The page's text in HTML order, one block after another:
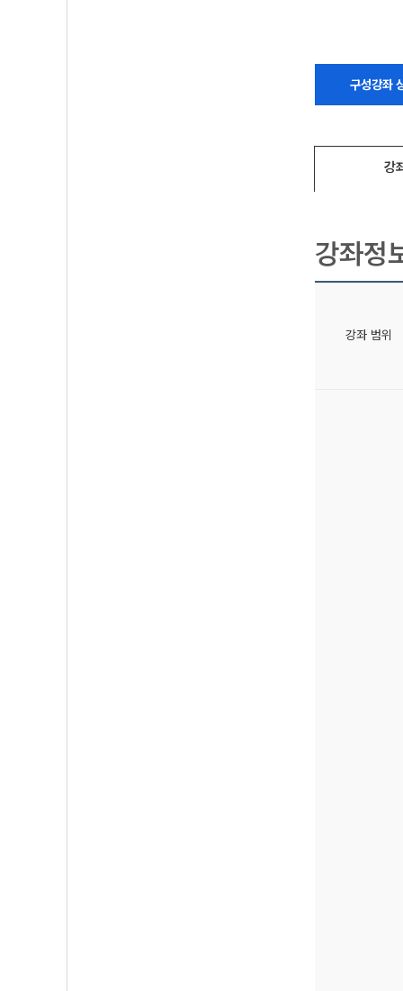
구성강좌
강
강좌정
강좌 범위